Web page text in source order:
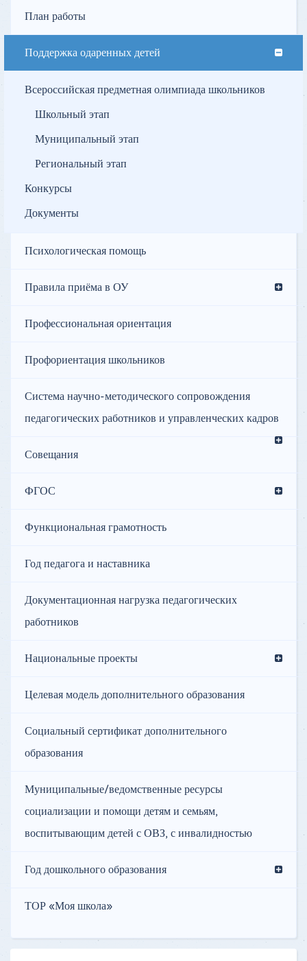
План работы
Поддержка одаренных детей
Всероссийская предметная олимпиада школьников
Школьный этап
Муниципальный этап
Региональный этап
Конкурсы
Документы
Психологическая помощь
Правила приёма в ОУ
Профессиональная ориентация
Профориентация школьников
Система научно-методического сопровождения
педагогических работников и управленческих кадров
Совещания
ФГОС
Функциональная грамотность
Год педагога и наставника
Документационная нагрузка педагогических
работников
Национальные проекты
Целевая модель дополнительного образования
Социальный сертификат дополнительного
образования
Муниципальные/ведомственные ресурсы
социализации и помощи детям и семьям,
воспитывающим детей с ОВЗ, с инвалидностью
Год дошкольного образования
ТОР «Моя школа»